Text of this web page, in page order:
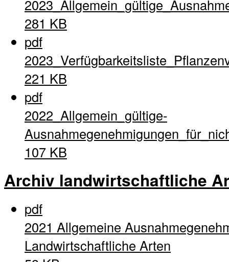
281 KB
pdf
221 KB
pdf
2022_Allgemein_gültige-
107 KB
Archiv landwirtschaftliche
pdf
2021 Allgemeine
Landwirtschaftliche Arten